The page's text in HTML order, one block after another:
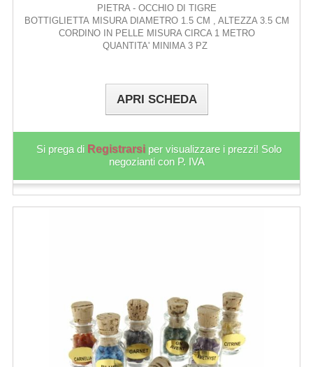
PIETRA - OCCHIO DI TIGRE
BOTTIGLIETTA MISURA DIAMETRO 1.5 CM , ALTEZZA 3.5 CM
CORDINO IN PELLE MISURA CIRCA 1 METRO
QUANTITA' MINIMA 3 PZ
APRI SCHEDA
Si prega di Registrarsi per visualizzare i prezzi! Solo
negozianti con P. IVA